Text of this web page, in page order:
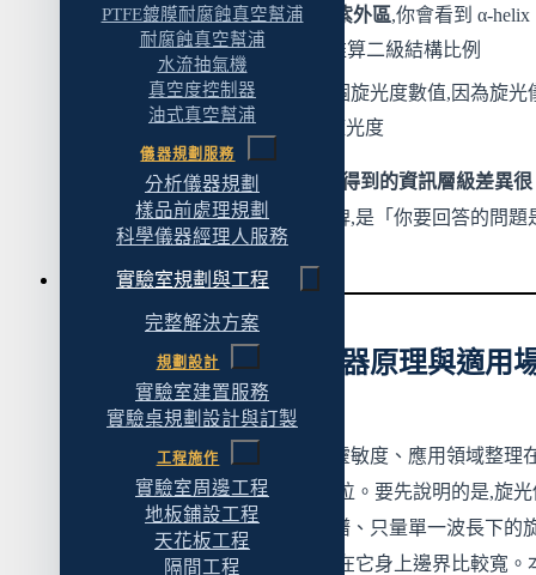
PTFE鍍膜耐腐蝕真空幫浦
耐腐蝕真空幫浦
水流抽氣機
真空度控制器
油式真空幫浦
儀器規劃服務
分析儀器規劃
樣品前處理規劃
科學儀器經理人服務
實驗室規劃與工程
完整解決方案
規劃設計
實驗室建置服務
實驗桌規劃設計與訂製
工程施作
實驗室周邊工程
地板鋪設工程
天花板工程
隔間工程
用CD 看 190–250 nm 遠紫外區,你會看到 α-helix
β-sheet 特徵的訊號,可以推算二級結構比例
用旋光儀,你只會看到一個旋光度數值,因為旋光
掃光譜,只給單一波長的旋光度
同一支樣品,六類儀器都能測,但
得到的資訊層級差異很
。選購的起點不是型號或廠牌,是「你要回答的問題
二、六類光學分析儀器原理與適用
景對照
把這六類儀器的原理、樣品、靈敏度、應用領域整理
張對照表裡,選購時可以快速定位。要先說明的是,旋
嚴格來講多數情況下不掃描光譜、只量單一波長下的
角,所以「光譜儀」這個統稱套在它身上邊界比較寬。